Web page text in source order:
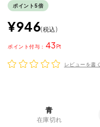
ポイント5倍
¥946 税込
43
ポイント
レビューを書く
青
在庫切れ